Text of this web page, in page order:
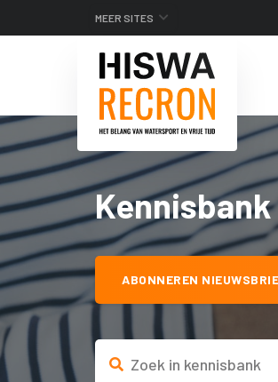
MEER SITES
Kennisbank
ABONNEREN